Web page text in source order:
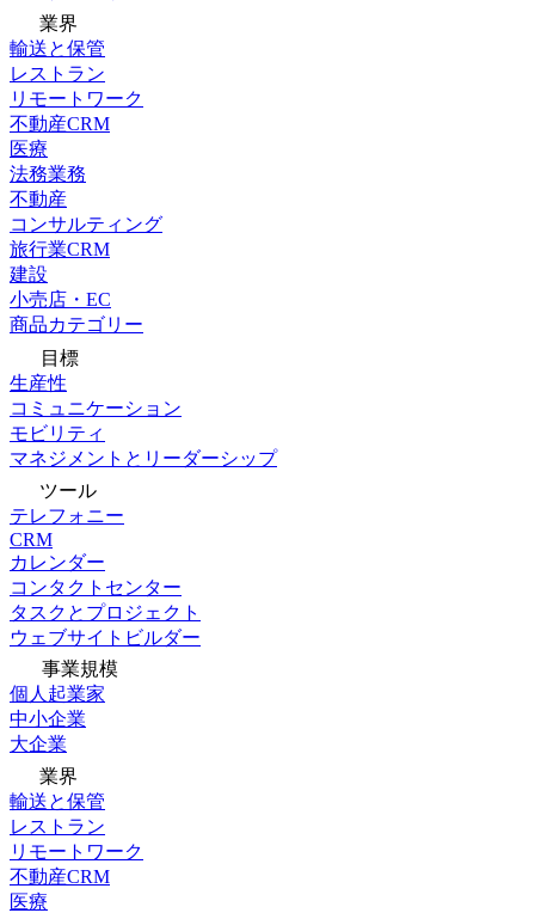
業界
輸送と保管
レストラン
リモートワーク
不動産CRM
医療
法務業務
不動産
コンサルティング
旅行業CRM
建設
小売店・EC
商品カテゴリー
目標
生産性
コミュニケーション
モビリティ
マネジメントとリーダーシップ
ツール
テレフォニー
CRM
カレンダー
コンタクトセンター
タスクとプロジェクト
ウェブサイトビルダー
事業規模
個人起業家
中小企業
大企業
業界
輸送と保管
レストラン
リモートワーク
不動産CRM
医療